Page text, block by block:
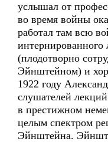
услышал от
во время войны
работал там всю
интернированного
(плодотворно
Эйнштейном) и
1922 году
слушателей
в престижном
целым спектром
Эйнштейна.